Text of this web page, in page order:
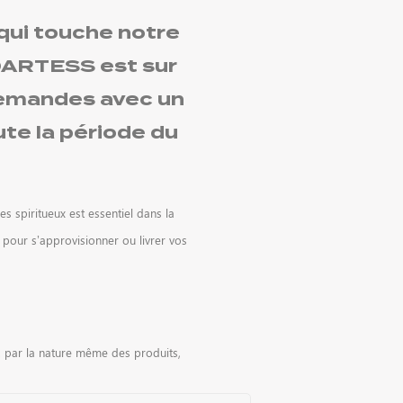
touche notre
est sur
avec un
la période du
spiritueux est essentiel dans la
s’approvisionner ou livrer vos
par la nature même des produits,